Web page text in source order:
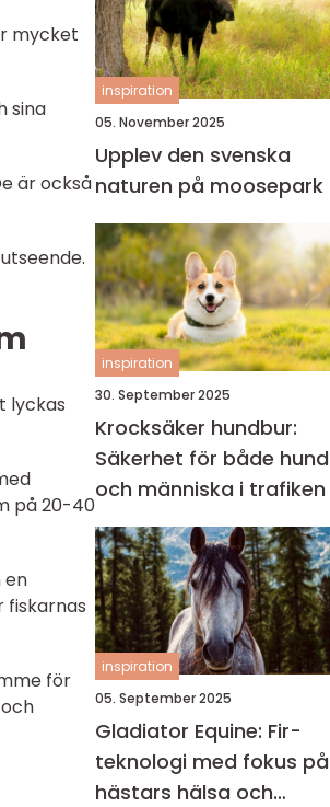
mycket
sina
är också
lyckas
på 20-40
en
fiskarnas
för
inspiration
05. November 2025
Upplev den svenska
naturen på moosepark
inspiration
30. September 2025
Krocksäker hundbur:
Säkerhet för både hund
och människa i trafiken
inspiration
05. September 2025
Gladiator Equine: Fir-
teknologi med fokus på
hästars hälsa och